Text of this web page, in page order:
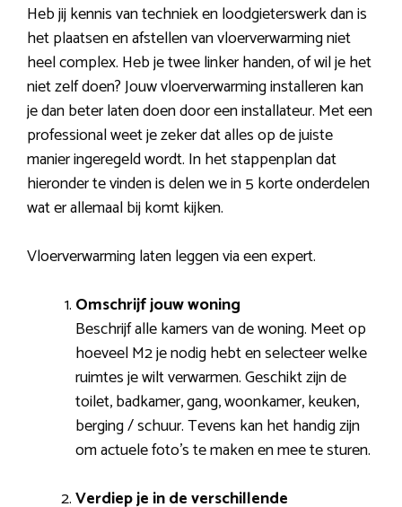
Heb jij kennis van techniek en loodgieterswerk dan is
het plaatsen en afstellen van vloerverwarming niet
heel complex. Heb je twee linker handen, of wil je het
niet zelf doen? Jouw vloerverwarming installeren kan
je dan beter laten doen door een installateur. Met een
professional weet je zeker dat alles op de juiste
manier ingeregeld wordt. In het stappenplan dat
hieronder te vinden is delen we in 5 korte onderdelen
wat er allemaal bij komt kijken.
Vloerverwarming laten leggen via een expert.
Omschrijf jouw woning
Beschrijf alle kamers van de woning. Meet op
hoeveel M2 je nodig hebt en selecteer welke
ruimtes je wilt verwarmen. Geschikt zijn de
toilet, badkamer, gang, woonkamer, keuken,
berging / schuur. Tevens kan het handig zijn
om actuele foto’s te maken en mee te sturen.
Verdiep je in de verschillende